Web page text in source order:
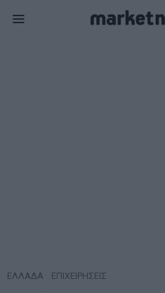
ΕΛΛΑΔΑ ΕΠΙΧΕΙΡΗΣΕΙΣ